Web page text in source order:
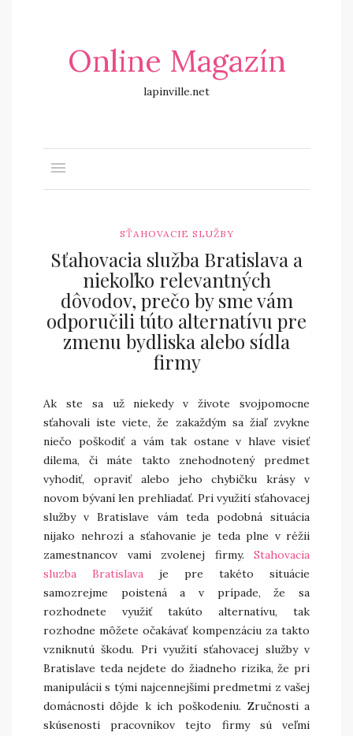
Online Magazín
lapinville.net
SŤAHOVACIE SLUŽBY
Sťahovacia služba Bratislava a
niekoľko relevantných
dôvodov, prečo by sme vám
odporučili túto alternatívu pre
zmenu bydliska alebo sídla
firmy
Ak ste sa už niekedy v živote svojpomocne
sťahovali iste viete, že zakaždým sa žiaľ zvykne
niečo poškodiť a vám tak ostane v hlave visieť
dilema, či máte takto znehodnotený predmet
vyhodiť, opraviť alebo jeho chybičku krásy v
novom bývaní len prehliadať. Pri využití sťahovacej
služby v Bratislave vám teda podobná situácia
nijako nehrozí a sťahovanie je teda plne v réžii
zamestnancov vami zvolenej firmy. Stahovacia
sluzba Bratislava je pre takéto situácie
samozrejme poistená a v prípade, že sa
rozhodnete využiť takúto alternatívu, tak
rozhodne môžete očakávať kompenzáciu za takto
vzniknutú škodu. Pri využití sťahovacej služby v
Bratislave teda nejdete do žiadneho rizika, že pri
manipulácii s tými najcennejšími predmetmi z vašej
domácnosti dôjde k ich poškodeniu. Zručnosti a
skúsenosti pracovníkov tejto firmy sú veľmi